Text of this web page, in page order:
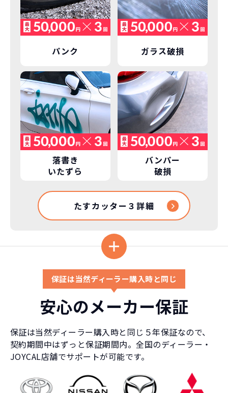
お車を返却いただく
必要があるため
通常のカーリースの場合、そのまま継続
して乗るか、購入するかなどを選べます。
しかし、NORIDOKIの場合は、車両を必
ず返却していただくことを前提とするこ
ライフスタイルに合わせたお車の選択が
できます。急な引っ越し、転勤、家族が増
た車を選べるっていいとおもいません
新型の新車に 定期的に乗換
れています。
もちろん、その人によりますが、最新型
車に常に乗り続けられるのは気持ちよ
く、人にも自慢できます！
継続的にかかる費用が
維持にかかる、毎年の｢自動車税｣はコミ
コミ。3年契約なので通常車検時にかかる
｢自動車重量税｣、｢自賠責保険料｣「整備
料」などが不要となります。
パンク ガラス破損
落書き
いたずら
バンパー
破損
たすカッター３詳細
保証は当然ディーラー購入時と同じ
安心のメーカー保証
保証は当然ディーラー購入時と同じ５年保証なので、
契約期間中はずっと保証期間内。全国のディーラー・
JOYCAL店舗でサポートが可能です。